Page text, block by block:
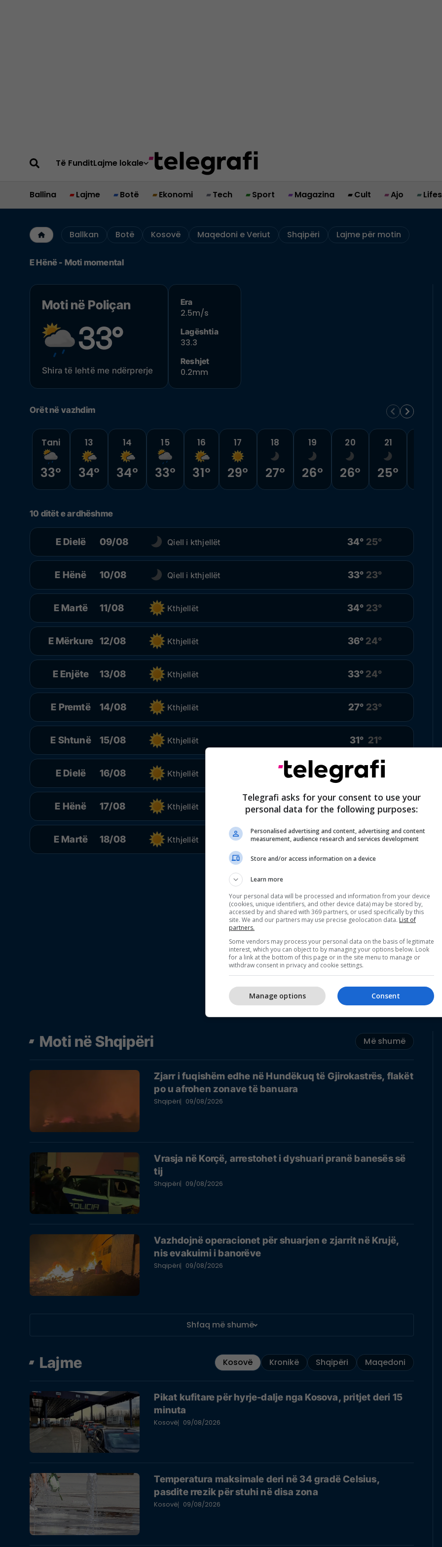
Të FunditLajme lokale
Ballina Lajme Botë Ekonomi Tech Sport Magazina Cult Ajo
Ballkan Botë Kosovë Maqedoni e Veriut Shqipëri Lajme për motin
E Hënë - Moti momental
Moti në Poliçan
33°
Shira të lehtë me ndërprerje
Era
2.5m/s
Lagështia
33.3
Reshjet
0.2mm
Orët në vazhdim
Tani
33°
13
34°
14
34°
15
33°
16
31°
17
29°
18
27°
19
26°
20
26°
21
25°
10 ditët e ardhëshme
E Dielë 09/08 Qiell i kthjellët 34° 25°
E Hënë 10/08 Qiell i kthjellët 33° 23°
E Martë 11/08 Kthjellët 34° 23°
E Mërkure 12/08 Kthjellët 36° 24°
E Enjëte 13/08 Kthjellët 33° 24°
E Premtë 14/08 Kthjellët 27° 23°
E Shtunë 15/08 Kthjellët 31° 21°
E Dielë 16/08 Kthjellët 31°
E Hënë 17/08 Kthjellët 32° 22°
E Martë 18/08 Kthjellët 32°22°
Moti në Shqipëri Më shumë
Zjarr i fuqishëm edhe në Hundëkuq të Gjirokastrës, flakët
po u afrohen zonave të banuara
Shqipëri 09/08/2026
Vrasja në Korçë, arrestohet i dyshuari pranë banesës së
tij
Shqipëri 09/08/2026
Vazhdojnë operacionet për shuarjen e zjarrit në Krujë,
nis evakuimi i banorëve
Shqipëri 09/08/2026
Shfaq më shumë
Lajme Kosovë Kronikë Shqipëri Maqedoni
​Pikat kufitare për hyrje-dalje nga Kosova, pritjet deri 15
minuta
Kosovë 09/08/2026
Temperatura maksimale deri në 34 gradë Celsius,
pasdite rrezik për stuhi në disa zona
Kosovë 09/08/2026
Telegrafi asks for your consent to use your
personal data for the following purposes:
Personalised advertising and content, advertising and content
measurement, audience research and services development
Store and/or access information on a device
Learn more
Your personal data will be processed and information from your device
(cookies, unique identifiers, and other device data) may be stored by,
accessed by and shared with 369 partners, or used specifically by this
site. We and our partners may use precise geolocation data. List of
partners.
Some vendors may process your personal data on the basis of legitimate
interest, which you can object to by managing your options below. Look
for a link at the bottom of this page or in the site menu to manage or
withdraw consent in privacy and cookie settings.
Consent
Manage options